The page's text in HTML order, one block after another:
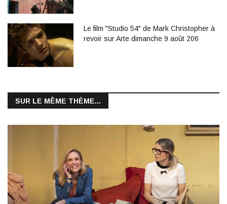
Le film "Studio 54" de Mark Christopher à
revoir sur Arte dimanche 9 août 206
SUR LE MÊME THÈME...